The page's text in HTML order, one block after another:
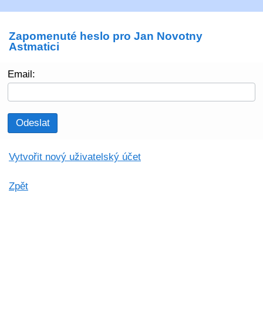
Zapomenuté heslo pro Jan Novotny
Astmatici
Email:
Odeslat
Vytvořit nový uživatelský účet
Zpět